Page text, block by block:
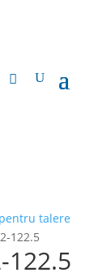
talere
122.5
122.5